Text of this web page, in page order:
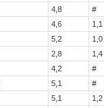
4,8
#
4,6
1,1
5,2
1,0
2,8
1,4
4,2
#
5,1
#
5,1
1,2